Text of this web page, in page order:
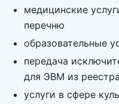
медицинские
перечню
образовательные
передача
для ЭВМ из реестра
услуги в сфере